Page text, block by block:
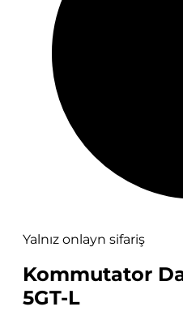
Yalnız onlayn sifariş
Kommutator
5GT-L